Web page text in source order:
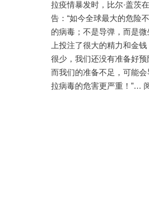
拉疫情暴发时，比尔·盖茨
告：“如今全球最大的危险
的病毒；不是导弹，而是
上投注了很大的精力和金
很少，我们还没有准备好预
而我们的准备不足，可能
拉病毒的危害更严重！”…